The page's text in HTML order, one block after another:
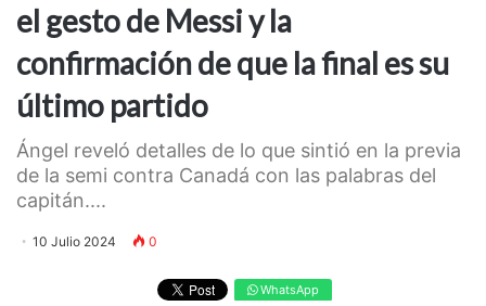
el gesto de Messi y la
confirmación de que la final es su
último partido
Ángel reveló detalles de lo que sintió en la previa
de la semi contra Canadá con las palabras del
capitán....
10 Julio 2024 0
WhatsApp